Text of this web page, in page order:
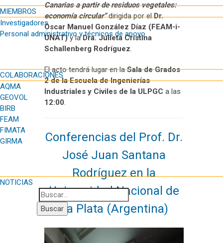
MIEMBROS
Investigadores
Personal administrativo y técnicos de apoyo
COLABORACIONES
AQMA
GEOVOL
BIRB
FEAM
FIMATA
GIRMA
NOTICIAS
Canarias a partir de residuos vegetales:
economía circular”dirigida por elDr.
Óscar Manuel González Díaz (FEAM-i-
UNAT)y laDra. Julieta Cristina
Schallenberg Rodríguez.
El acto tendrá lugar en laSala de Grados
2 de la Escuela de Ingenierías
Industriales y Civiles de la ULPGC a las
12:00.
Conferencias del Prof. Dr.
José Juan Santana
Rodríguez en la
Universidad Nacional de
La Plata (Argentina)